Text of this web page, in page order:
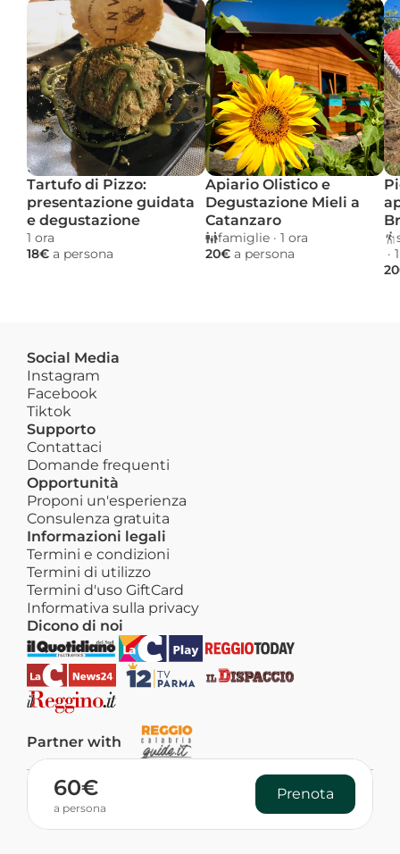
60€
a persona
Prenota
Tartufo di Pizzo:
presentazione guidata
e degustazione
1 ora
18€ a persona
Apiario Olistico e
Degustazione Mieli a
Catanzaro
famiglie · 1 ora
20€ a persona
·
Social Media
Instagram
Facebook
Tiktok
Supporto
Contattaci
Domande frequenti
Opportunità
Proponi un'esperienza
Consulenza gratuita
Informazioni legali
Termini e condizioni
Termini di utilizzo
Termini d'uso GiftCard
Informativa sulla privacy
Dicono di noi
Partner with
P. IVA: 03299910806